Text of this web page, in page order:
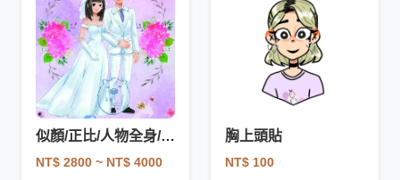
似顏/正比/人物全身/婚卡/喜卡
NT$ 2800 ~ NT$ 4000
胸上頭貼
NT$ 100